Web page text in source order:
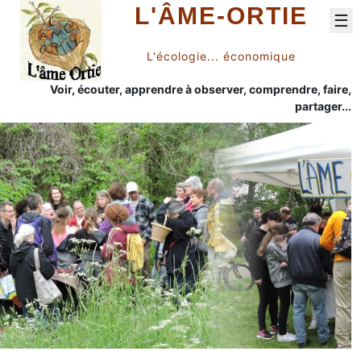
L'ÂME-ORTIE
L'écologie... économique
Voir, écouter, apprendre à observer, comprendre, faire,
partager...
☰